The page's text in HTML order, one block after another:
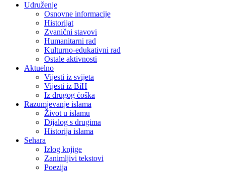
Udruženje
Osnovne informacije
Historijat
Zvanični stavovi
Humanitarni rad
Kulturno-edukativni rad
Ostale aktivnosti
Aktuelno
Vijesti iz svijeta
Vijesti iz BiH
Iz drugog ćoška
Razumjevanje islama
Život u islamu
Dijalog s drugima
Historija islama
Sehara
Izlog knjige
Zanimljivi tekstovi
Poezija